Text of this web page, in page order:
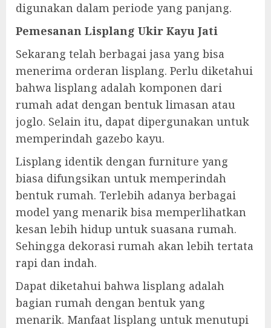
digunakan dalam periode yang panjang.
Pemesanan Lisplang Ukir Kayu Jati
Sekarang telah berbagai jasa yang bisa
menerima orderan lisplang. Perlu diketahui
bahwa lisplang adalah komponen dari
rumah adat dengan bentuk limasan atau
joglo. Selain itu, dapat dipergunakan untuk
memperindah gazebo kayu.
Lisplang identik dengan furniture yang
biasa difungsikan untuk memperindah
bentuk rumah. Terlebih adanya berbagai
model yang menarik bisa memperlihatkan
kesan lebih hidup untuk suasana rumah.
Sehingga dekorasi rumah akan lebih tertata
rapi dan indah.
Dapat diketahui bahwa lisplang adalah
bagian rumah dengan bentuk yang
menarik. Manfaat lisplang untuk menutupi